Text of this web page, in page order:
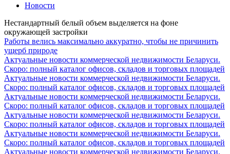
Новости
Нестандартный белый объем выделяется на фоне
окружающей застройки
Работы велись максимально аккуратно, чтобы не причинить
ущерб природе
Актуальные новости коммерческой недвижимости Беларуси.
Скоро: полный каталог офисов, складов и торговых площадей
Актуальные новости коммерческой недвижимости Беларуси.
Скоро: полный каталог офисов, складов и торговых площадей
Актуальные новости коммерческой недвижимости Беларуси.
Скоро: полный каталог офисов, складов и торговых площадей
Актуальные новости коммерческой недвижимости Беларуси.
Скоро: полный каталог офисов, складов и торговых площадей
Актуальные новости коммерческой недвижимости Беларуси.
Скоро: полный каталог офисов, складов и торговых площадей
Актуальные новости коммерческой недвижимости Беларуси.